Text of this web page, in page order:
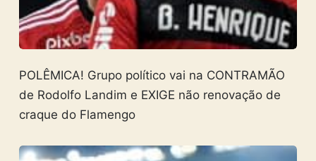
POLÊMICA! Grupo político vai na CONTRAMÃO
de Rodolfo Landim e EXIGE não renovação de
craque do Flamengo